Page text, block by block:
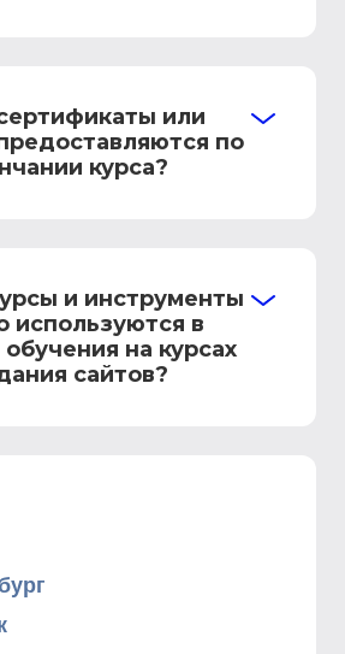
или
по
курса?
и инструменты
используются в
на курсах
сайтов?